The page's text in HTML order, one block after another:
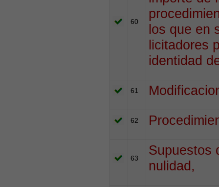
60
los que en
licitadores
identidad
61
62
63
Supuestos
nulidad,